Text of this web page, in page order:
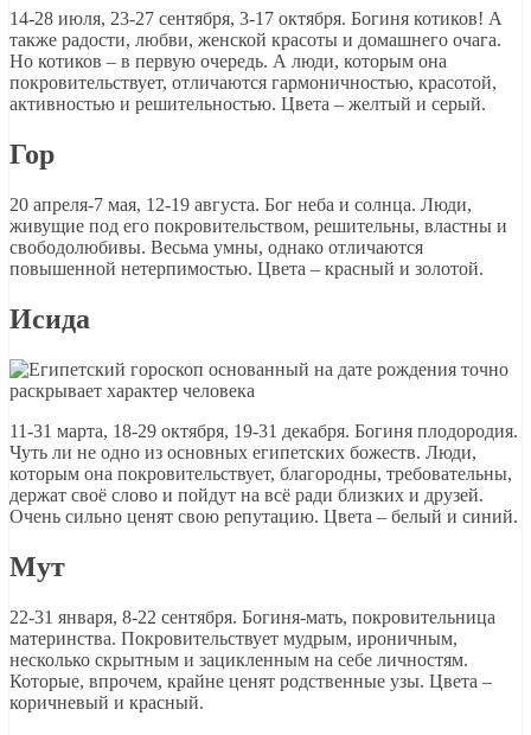
14-28 июля, 23-27 сентября, 3-17 октября. Богиня котиков! А
также радости, любви, женской красоты и домашнего очага.
Но котиков – в первую очередь. А люди, которым она
покровительствует, отличаются гармоничностью, красотой,
активностью и решительностью. Цвета – желтый и серый.
Гор
20 апреля-7 мая, 12-19 августа. Бог неба и солнца. Люди,
живущие под его покровительством, решительны, властны и
свободолюбивы. Весьма умны, однако отличаются
повышенной нетерпимостью. Цвета – красный и золотой.
Исида
11-31 марта, 18-29 октября, 19-31 декабря. Богиня плодородия.
Чуть ли не одно из основных египетских божеств. Люди,
которым она покровительствует, благородны, требовательны,
держат своё слово и пойдут на всё ради близких и друзей.
Очень сильно ценят свою репутацию. Цвета – белый и синий.
Мут
22-31 января, 8-22 сентября. Богиня-мать, покровительница
материнства. Покровительствует мудрым, ироничным,
несколько скрытным и зацикленным на себе личностям.
Которые, впрочем, крайне ценят родственные узы. Цвета –
коричневый и красный.